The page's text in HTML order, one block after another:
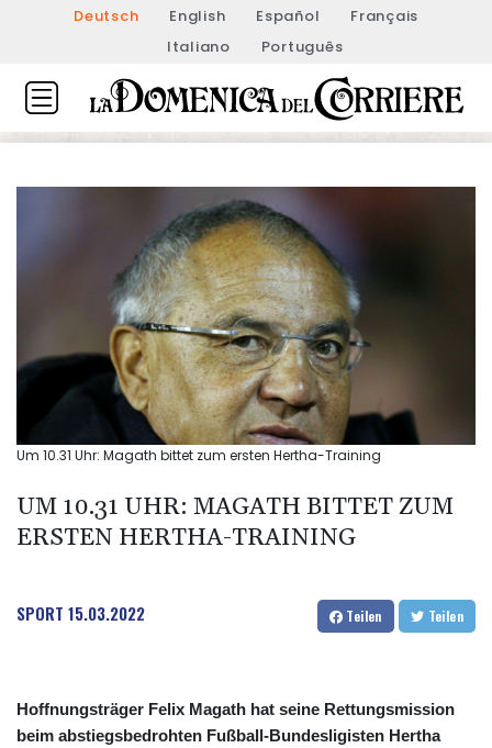
Deutsch English Español
Français
Italiano
Português
Um 10.31 Uhr: Magath bittet zum ersten Hertha-Training
UM 10.31 UHR: MAGATH BITTET ZUM
ERSTEN HERTHA-TRAINING
SPORT 15.03.2022 Teilen Teilen
Hoffnungsträger Felix Magath hat seine Rettungsmission
beim abstiegsbedrohten Fußball-Bundesligisten Hertha